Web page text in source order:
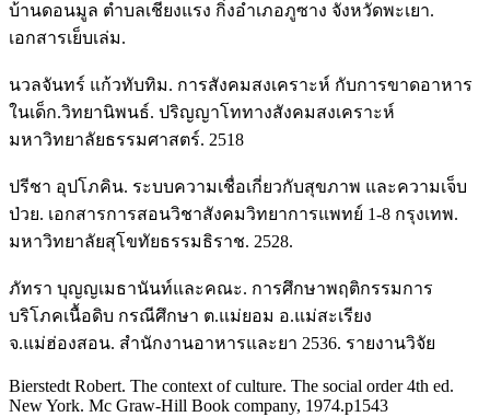
บ้านดอนมูล ตำบลเชียงแรง กิ่งอำเภอภูซาง จังหวัดพะเยา.
เอกสารเย็บเล่ม.
นวลจันทร์ แก้วทับทิม. การสังคมสงเคราะห์ กับการขาดอาหาร
ในเด็ก.วิทยานิพนธ์. ปริญญาโททางสังคมสงเคราะห์
มหาวิทยาลัยธรรมศาสตร์. 2518
ปรีชา อุปโภคิน. ระบบความเชื่อเกี่ยวกับสุขภาพ และความเจ็บ
ป่วย. เอกสารการสอนวิชาสังคมวิทยาการแพทย์ 1-8 กรุงเทพ.
มหาวิทยาลัยสุโขทัยธรรมธิราช. 2528.
ภัทรา บุญญเมธานันท์และคณะ. การศึกษาพฤติกรรมการ
บริโภคเนื้อดิบ กรณีศึกษา ต.แม่ยอม อ.แม่สะเรียง
จ.แม่ฮ่องสอน. สำนักงานอาหารและยา 2536. รายงานวิจัย
Bierstedt Robert. The context of culture. The social order 4th ed.
New York. Mc Graw-Hill Book company, 1974.p1543